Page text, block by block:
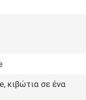
κιβώτια σε ένα